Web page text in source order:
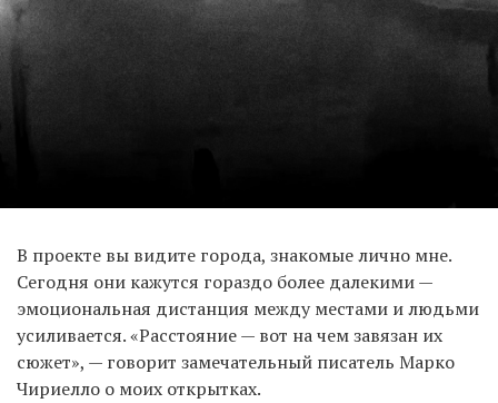
В проекте вы видите города, знакомые лично мне.
Сегодня они кажутся гораздо более далекими —
эмоциональная дистанция между местами и людьми
усиливается. «Расстояние — вот на чем завязан их
сюжет», — говорит замечательный писатель Марко
Чириелло о моих открытках.